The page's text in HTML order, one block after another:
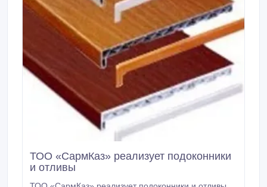
ТОО «СармКаз» реализует подоконники
и отливы